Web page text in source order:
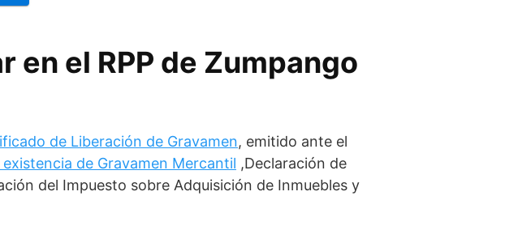
el RPP de Zumpango
de Liberación de Gravamen, emitido ante el
de Gravamen Mercantil ,Declaración de
del Impuesto sobre Adquisición de Inmuebles y